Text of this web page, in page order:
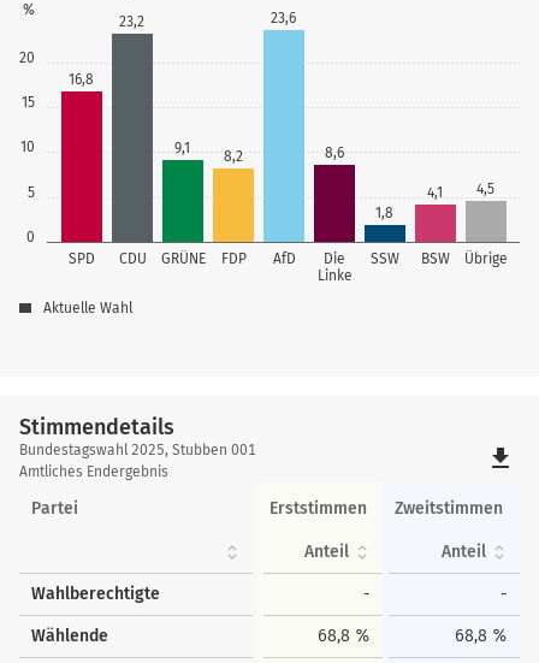
0
5
10
15
20
%
SPD CDU GRÜNE FDP AfD
Die
Linke
SSW BSW Übrige
16,8
23,2
9,1 8,2
23,6
8,6
1,8
4,1 4,5
Aktuelle Wahl
Stimmendetails
Stimmendetails
Bundestagswahl 2025, Stubben 001
Amtliches Endergebnis
file_download
Partei Erststimmen Zweitstimmen
Anteil Anteil
Wahlberechtigte - -
Wählende 68,8 % 68,8 %